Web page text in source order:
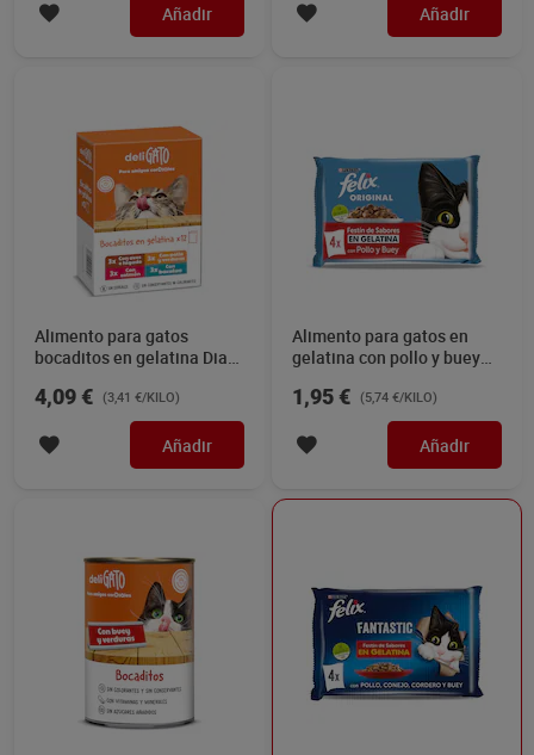
Añadir Añadir
Alimento para gatos
bocaditos en gelatina Dia
4,09 € (3,41 €/KILO)
Añadir
Alimento para gatos en
gelatina con pollo y buey
1,95 € (5,74 €/KILO)
Añadir